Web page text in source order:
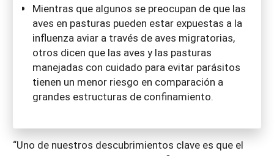
Mientras que algunos se preocupan de que las
aves en pasturas pueden estar expuestas a la
influenza aviar a través de aves migratorias,
otros dicen que las aves y las pasturas
manejadas con cuidado para evitar parásitos
tienen un menor riesgo en comparación a
grandes estructuras de confinamiento.
“Uno de nuestros descubrimientos clave es que el